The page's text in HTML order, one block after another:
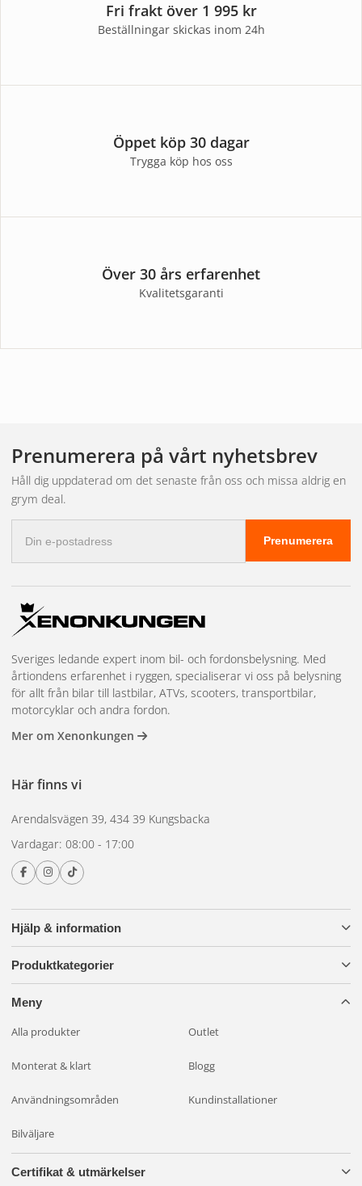
Fri frakt över 1 995 kr
Beställningar skickas inom 24h
Öppet köp 30 dagar
Trygga köp hos oss
Över 30 års erfarenhet
Kvalitetsgaranti
Prenumerera på vårt nyhetsbrev
Håll dig uppdaterad om det senaste från oss och missa aldrig en
grym deal.
postadress
Prenumerera
Hjälp & information
Produktkategorier
Meny
Alla produkter Outlet
Monterat & klart Blogg
Användningsområden Kundinstallationer
Bilväljare
Sveriges ledande expert inom bil- och fordonsbelysning. Med
årtiondens erfarenhet i ryggen, specialiserar vi oss på belysning
för allt från bilar till lastbilar, ATVs, scooters, transportbilar,
motorcyklar och andra fordon.
Mer om Xenonkungen
Här finns vi
Arendalsvägen 39, 434 39 Kungsbacka
Vardagar: 08:00 - 17:00
Certifikat & utmärkelser